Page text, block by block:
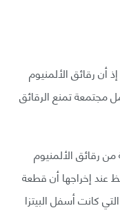
أن رقائق الألمنيوم
مجتمعة تمنع الرقائق
رقائق الألمنيوم
عند إخراجها أن قطعة
كانت أسفل البيتزا